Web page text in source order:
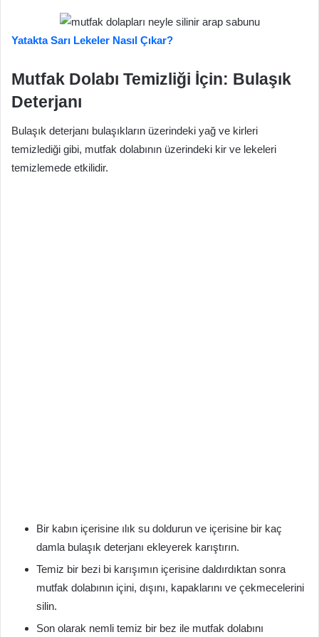
Yatakta Sarı Lekeler Nasıl Çıkar?
Mutfak Dolabı Temizliği İçin: Bulaşık
Deterjanı
Bulaşık deterjanı bulaşıkların üzerindeki yağ ve kirleri
temizlediği gibi, mutfak dolabının üzerindeki kir ve lekeleri
temizlemede etkilidir.
Bir kabın içerisine ılık su doldurun ve içerisine bir kaç
damla bulaşık deterjanı ekleyerek karıştırın.
Temiz bir bezi bi karışımın içerisine daldırdıktan sonra
mutfak dolabının içini, dışını, kapaklarını ve çekmecelerini
silin.
Son olarak nemli temiz bir bez ile mutfak dolabını